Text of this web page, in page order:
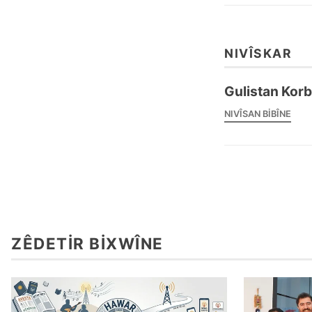
NIVÎSKAR
Gulistan
NIVÎSAN BIBÎNE
ZÊDETIR BIXWÎNE